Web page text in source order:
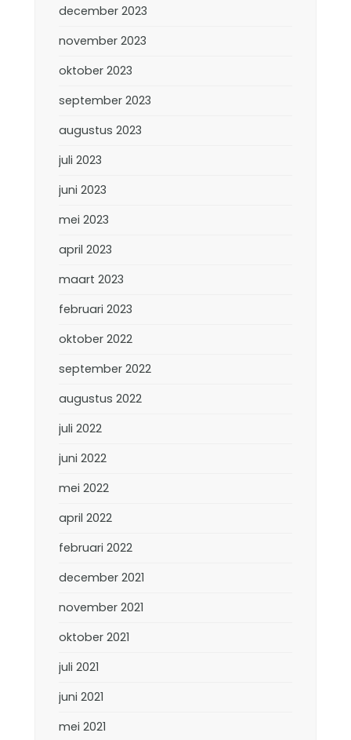
december 2023
november 2023
oktober 2023
september 2023
augustus 2023
juli 2023
juni 2023
mei 2023
april 2023
maart 2023
februari 2023
oktober 2022
september 2022
augustus 2022
juli 2022
juni 2022
mei 2022
april 2022
februari 2022
december 2021
november 2021
oktober 2021
juli 2021
juni 2021
mei 2021